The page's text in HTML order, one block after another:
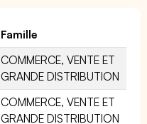
Famille
COMMERCE, VENTE ET
GRANDE DISTRIBUTION
COMMERCE, VENTE ET
GRANDE DISTRIBUTION